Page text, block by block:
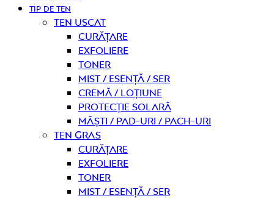
TIP DE TEN
Ten uscat
curățare
Exfoliere
Toner
Mist / Esență / Ser
Cremă / Loțiune
Protecție solară
Măști / Pad-uri / Pach-uri
Ten gras
curățare
Exfoliere
Toner
Mist / Esență / Ser